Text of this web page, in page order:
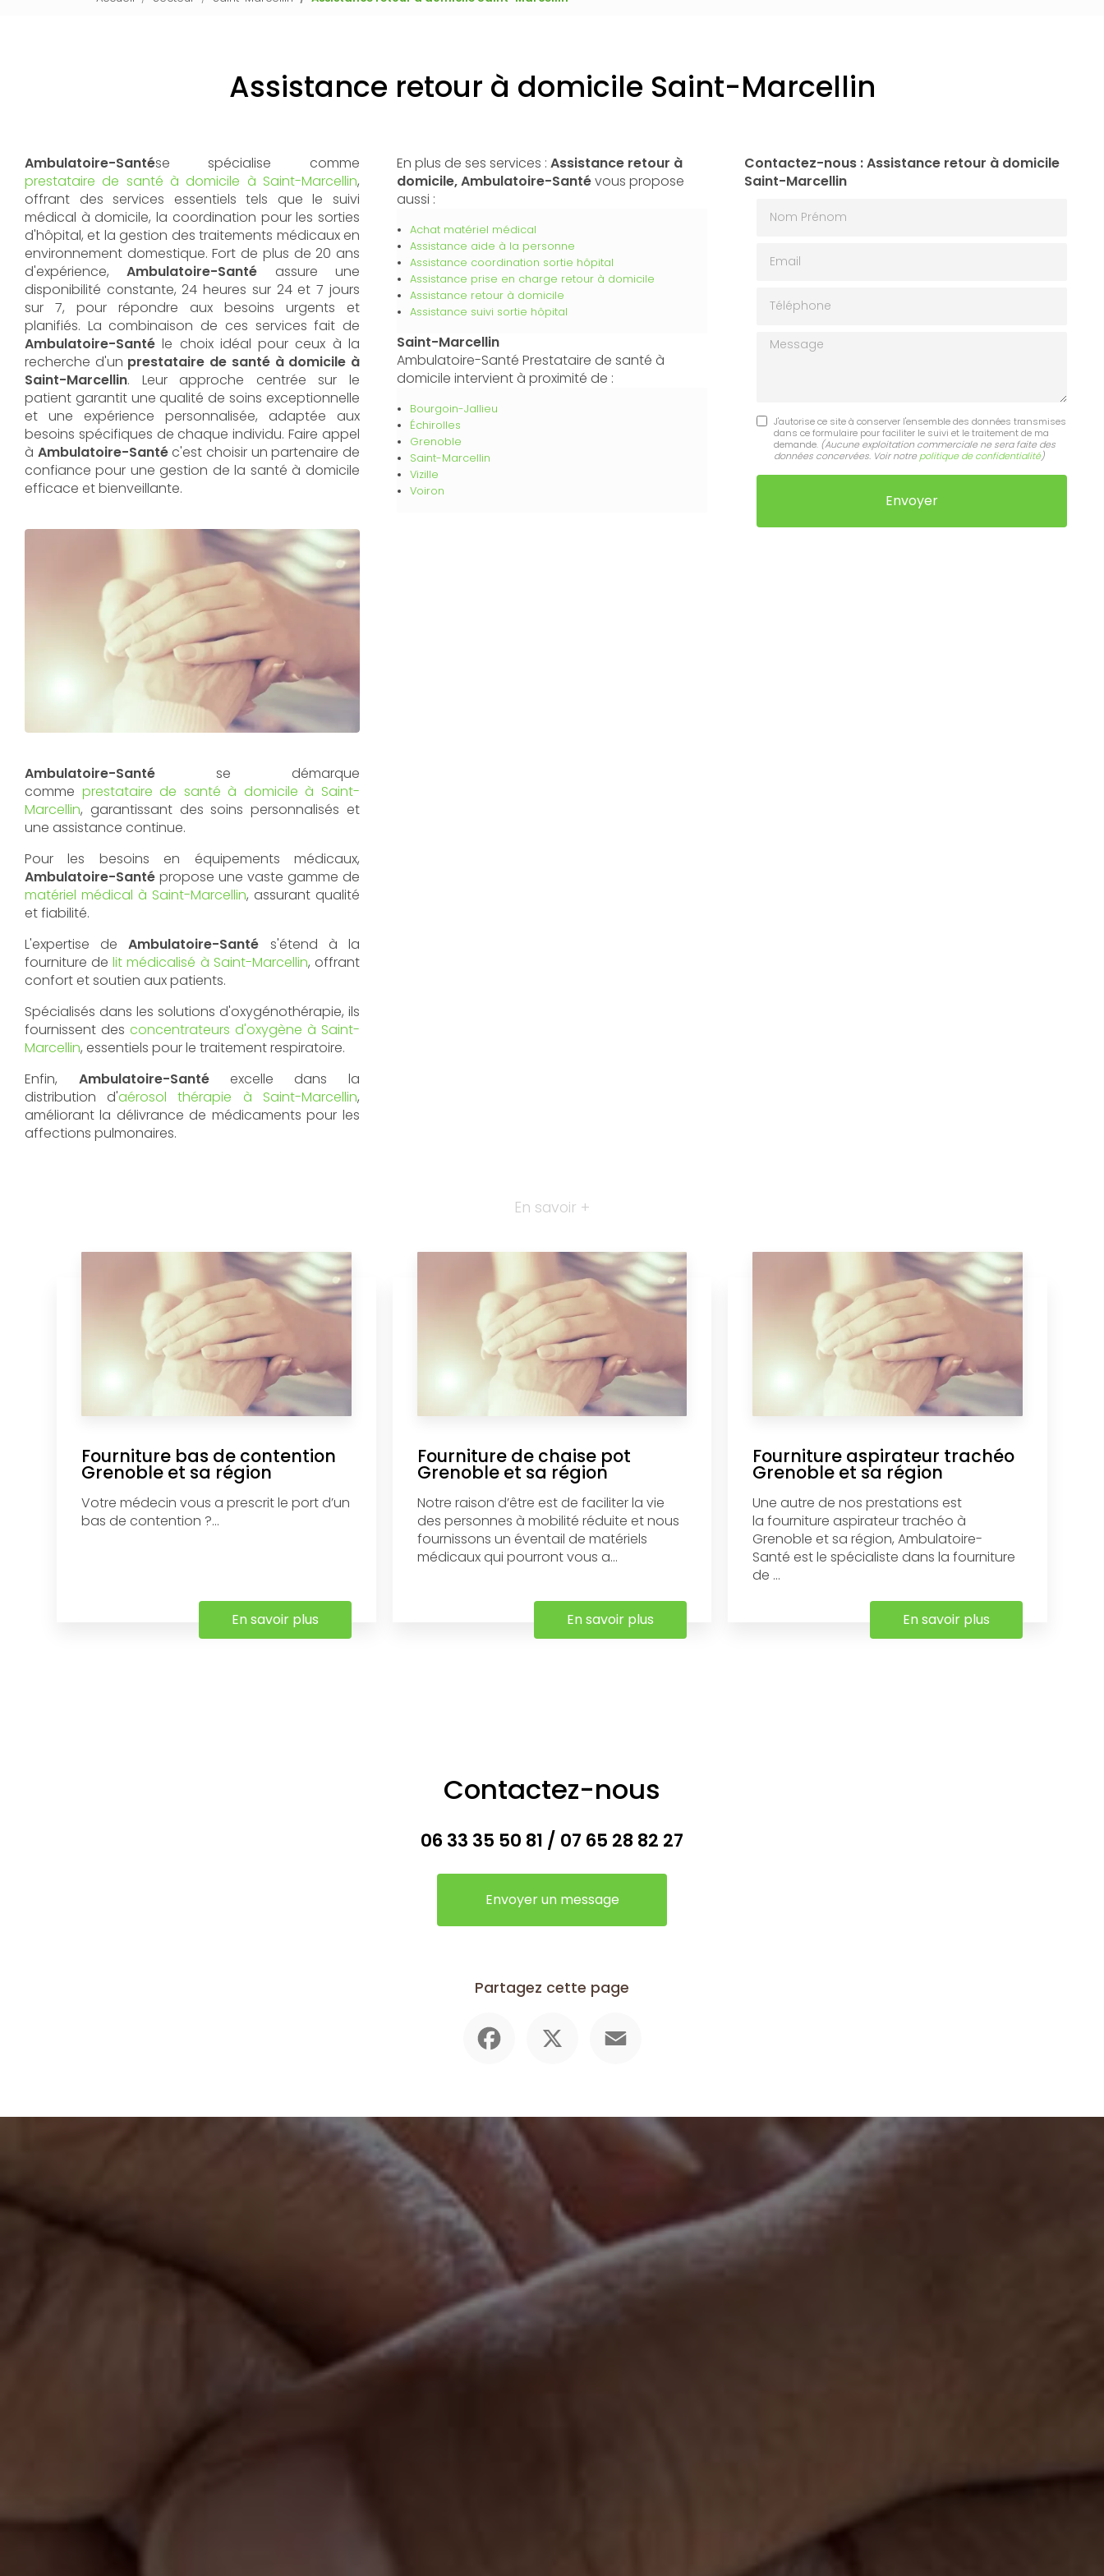
Assistance retour à domicile Saint-Marcellin
Ambulatoire-Santése spécialise comme
prestataire de santé à domicile à Saint-Marcellin,
offrant des services essentiels tels que le suivi
médical à domicile, la coordination pour les sorties
d'hôpital, et la gestion des traitements médicaux en
environnement domestique. Fort de plus de 20 ans
d'expérience,Ambulatoire-Santé assure une
disponibilité constante, 24 heures sur 24 et 7 jours
sur 7, pour répondre aux besoins urgents et
planifiés. La combinaison de ces services fait de
Ambulatoire-Santé le choix idéal pour ceux à la
recherche d'un prestataire de santé à domicile à
Saint-Marcellin. Leur approche centrée sur le
patient garantit une qualité de soins exceptionnelle
et une expérience personnalisée, adaptée aux
besoins spécifiques de chaque individu. Faire appel
à Ambulatoire-Santéc'est choisir un partenaire de
confiance pour une gestion de la santé à domicile
efficace et bienveillante.
Ambulatoire-Santé se démarque
comme prestataire de santé à domicile à Saint-
Marcellin, garantissant des soins personnalisés et
une assistance continue.
Pour les besoins en équipements médicaux,
Ambulatoire-Santé propose une vaste gamme de
matériel médical à Saint-Marcellin, assurant qualité
et fiabilité.
L'expertise deAmbulatoire-Santé s'étend à la
fourniture delit médicalisé à Saint-Marcellin, offrant
confort et soutien aux patients.
Spécialisés dans les solutions d'oxygénothérapie, ils
fournissent des concentrateurs d'oxygène à Saint-
Marcellin, essentiels pour le traitement respiratoire.
Enfin, Ambulatoire-Santéexcelle dans la
distribution d'aérosol thérapie à Saint-Marcellin,
améliorant la délivrance de médicaments pour les
affections pulmonaires.
En plus de ses services : Assistance retour à
domicile, Ambulatoire-Santévous propose
aussi :
Achat matériel médical
Assistance aide à la personne
Assistance coordination sortie hôpital
Assistance prise en charge retour à domicile
Assistance retour à domicile
Assistance suivi sortie hôpital
Saint-Marcellin
Ambulatoire-Santé Prestataire de santé à
domicile intervient à proximité de :
Bourgoin-Jallieu
Échirolles
Grenoble
Saint-Marcellin
Vizille
Voiron
Contactez-nous : Assistance retour à domicile
Saint-Marcellin
Message
J'autorise ce site à conserver l'ensemble des données transmises
dans ce formulaire pour faciliter le suivi et le traitement de ma
demande. (Aucune exploitation commerciale ne sera faite des
données concervées. Voir notre politique de confidentialité)
En savoir +
Fourniture bas de contention
Grenoble et sa région
Votre médecin vous a prescrit le port d’un
bas de contention ?...
En savoir plus
Fourniture de chaise pot
Grenoble et sa région
Notre raison d’être est de faciliter la vie
des personnes à mobilité réduite et nous
fournissons un éventail de matériels
médicaux qui pourront vous a...
En savoir plus
Fourniture aspirateur trachéo
Grenoble et sa région
Une autre de nos prestations est
la fourniture aspirateur trachéo à
Grenoble et sa région, Ambulatoire-
Santé est le spécialiste dans la fourniture
de ...
En savoir plus
Contactez-nous
06 33 35 50 81 / 07 65 28 82 27
Envoyer un message
Partagez cette page